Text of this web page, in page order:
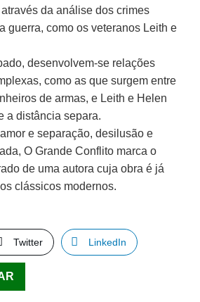
da análise dos crimes
guerra, como os veteranos Leith e
desenvolvem-se relações
como as que surgem entre
de armas, e Leith e Helen
a distância separa.
e separação, desilusão e
O Grande Conflito marca o
de uma autora cuja obra é já
clássicos modernos.
Twitter LinkedIn